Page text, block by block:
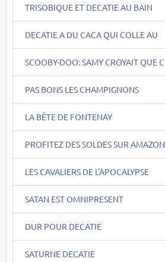
TRISOBIQUE ET DECATIE AU BAIN
DECATIE A DU CACA QUI COLLE AU
SCOOBY-DOO: SAMY CROYAIT QUE C
PAS BONS LES CHAMPIGNONS
LA BÊTE DE FONTENAY
PROFITEZ DES SOLDES SUR AMAZON
LES CAVALIERS DE L'APOCALYPSE
SATAN EST OMNIPRESENT
DUR POUR DECATIE
SATURNE DECATIE